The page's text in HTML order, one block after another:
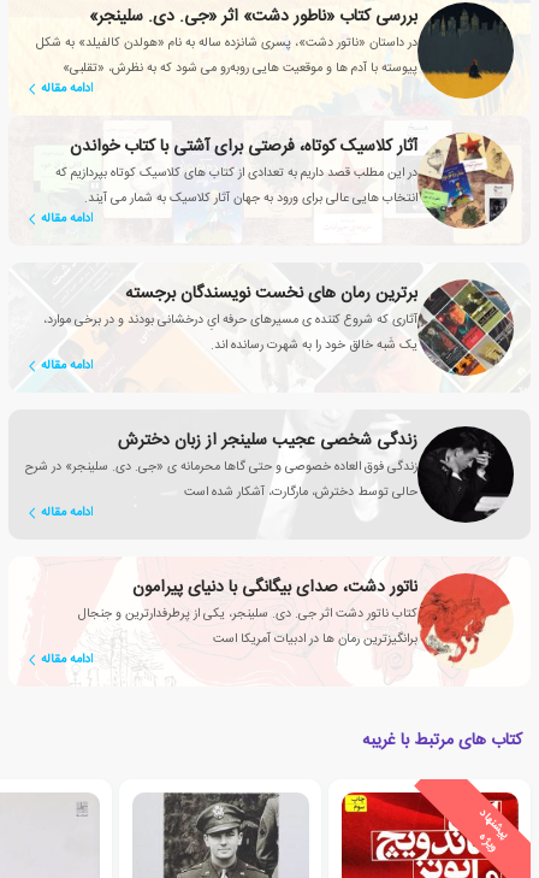
بررسی کتاب «ناطور دشت» اثر «جی. دی. سلینجر»
در داستان «ناتور دشت»، پسری شانزده ساله به نام «هولدن کالفیلد» به شکل
پیوسته با آدم ها و موقعیت هایی روبه‌رو می شود که به نظرش، «تقلبی»
هستند.
ادامه مقاله
آثار کلاسیک کوتاه، فرصتی برای آشتی با کتاب خواندن
در این مطلب قصد داریم به تعدادی از کتاب های کلاسیک کوتاه بپردازیم که
انتخاب هایی عالی برای ورود به جهان آثار کلاسیک به شمار می آیند.
ادامه مقاله
برترین رمان های نخست نویسندگان برجسته
آثاری که شروع کننده ی مسیرهای حرفه ایِ درخشانی بودند و در برخی موارد،
یک شَبه خالق خود را به شهرت رسانده اند.
ادامه مقاله
زندگی شخصی عجیب سلینجر از زبان دخترش
زندگی فوق العاده خصوصی و حتی گاها محرمانه ی «جی. دی. سلینجر» در شرح
حالی توسط دخترش، مارگارت، آشکار شده است
ادامه مقاله
ناتور دشت، صدای بیگانگی با دنیای پیرامون
کتاب ناتور دشت اثر جی. دی. سلینجر، یکی از پرطرفدارترین و جنجال
برانگیزترین رمان ها در ادبیات آمریکا است
ادامه مقاله
کتاب های مرتبط با غریبه
پ
ی
ش
ن
ه
ا
د
و
ی
ژ
ه